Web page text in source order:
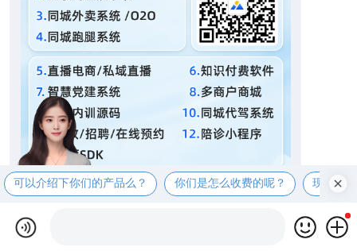
可以介绍下你们的产品么？ 你们是怎么收费的呢？ 现在有